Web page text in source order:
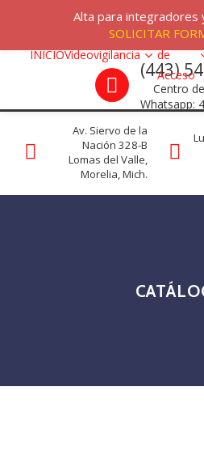
INICIOVideovigilancia
Control
de
Acceso
Skip to navigation
VRC programs
La seguridad de su empresa es nuestro
Call us
(443)
Centro
Whatsapp:
Av. Siervo de la
Nación 328-B
Lomas del Valle,
Morelia, Mich.
Alta para integradores
SOLICITAR